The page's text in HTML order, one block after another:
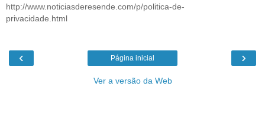
http://www.noticiasderesende.com/p/politica-de-
privacidade.html
‹ ›
Página inicial
Ver a versão da Web